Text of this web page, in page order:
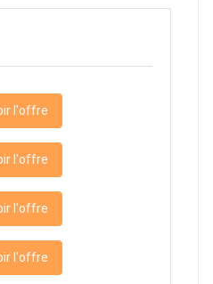
l'offre
l'offre
l'offre
l'offre